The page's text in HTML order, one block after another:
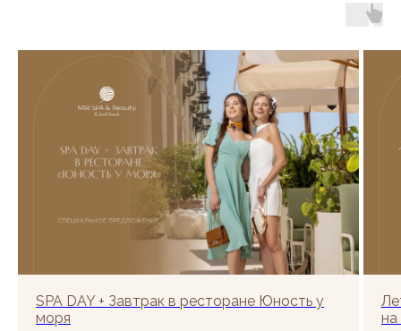
SPA DAY + Завтрак в ресторане Юность у
моря
на